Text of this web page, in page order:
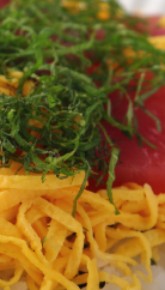
味料